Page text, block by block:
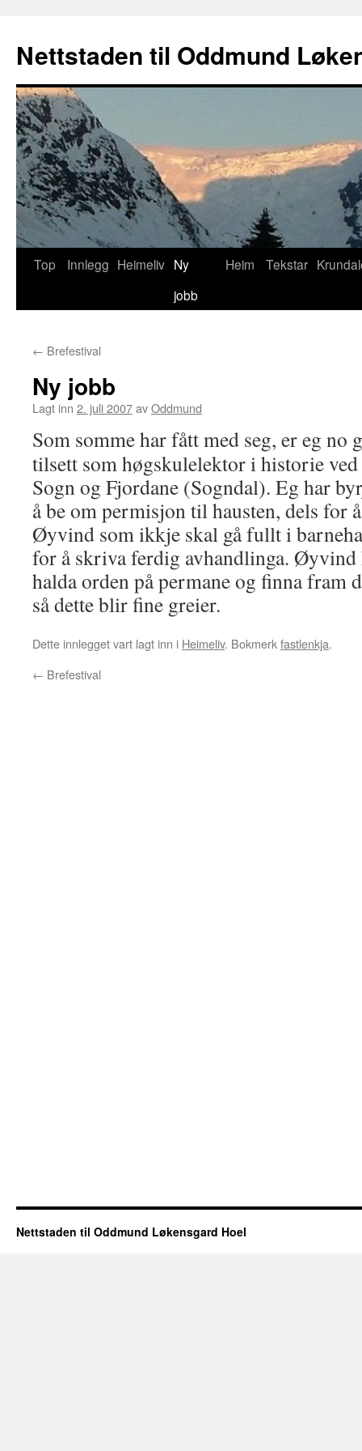
Nettstaden til Oddmund
GåTop Innlegg Heimeliv Ny
jobb
Heim Tekstar
← Brefestival
Ny jobb
Lagt inn 2. juli 2007avOddmund
Som somme har fått med seg, er eg no
tilsett som høgskulelektor i historie
Sogn og Fjordane (Sogndal). Eg har
å be om permisjon til hausten, dels for
Øyvind som ikkje skal gå fullt i
for å skriva ferdig avhandlinga.
halda orden på permane og finna fram
så dette blir fine greier.
Dette innlegget vart lagt inn i Heimeliv. Bokmerkfastlenkja.
← Brefestival
Nettstaden til Oddmund Løkensgard Hoel